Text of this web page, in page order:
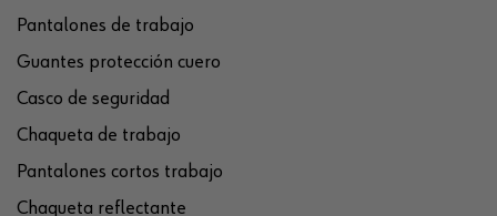
Pantalones de trabajo
Guantes protección cuero
Casco de seguridad
Chaqueta de trabajo
Pantalones cortos trabajo
Chaqueta reflectante